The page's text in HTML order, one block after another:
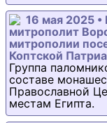
16 мая 2025
митрополит
митрополии
Коптской
Группа
составе
Православной
местам Египта.